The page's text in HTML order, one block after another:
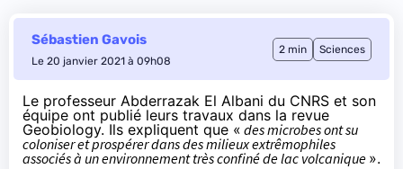
Sébastien Gavois
Le 20 janvier 2021 à 09h08
2 min Sciences
Le professeur Abderrazak El Albani du CNRS et son
équipe ont publié leurs travaux dans la revue
Geobiology. Ils expliquent que « des microbes ont su
coloniser et prospérer dans des milieux extrêmophiles
associés à un environnement très confiné de lac volcanique ».